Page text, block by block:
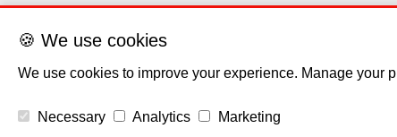
Bize ulaşın
🍪 We use cookies
We use cookies to improve your experience. Manage your
Necessary Analytics Marketing